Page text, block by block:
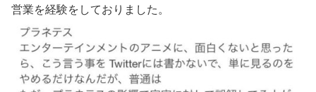
営業を経験をしておりました。